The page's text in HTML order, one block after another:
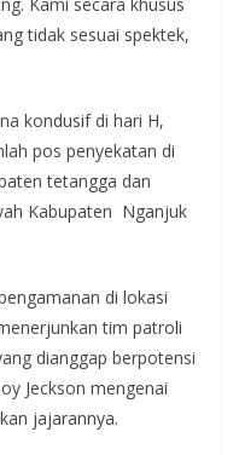
tidak sesuai spektek,
kondusif di hari H,
pos penyekatan di
tetangga dan
Kabupaten Nganjuk
di lokasi
tim patroli
dianggap berpotensi
Jeckson mengenai
jajarannya.